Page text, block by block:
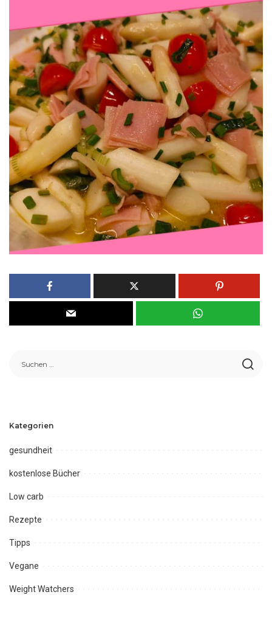
Kategorien
gesundheit
kostenlose Bücher
Low carb
Rezepte
Tipps
Vegane
Weight Watchers